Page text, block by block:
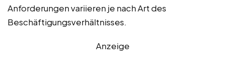
Anforderungen variieren je nach Art des
Beschäftigungsverhältnisses.
Anzeige